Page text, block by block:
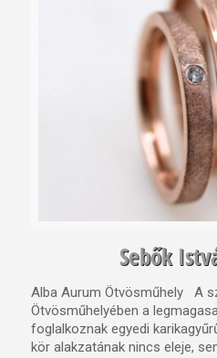
Sebők
Alba Aurum Ötvösműhely A
Ötvösműhelyében a
foglalkoznak egyedi
kör alakzatának nincs eleje,